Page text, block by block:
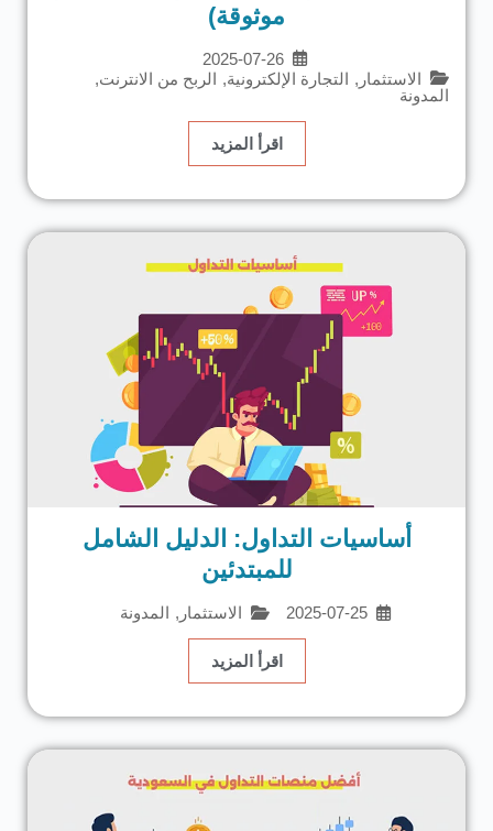
موثوقة)
2025-07-26
الاستثمار , التجارة الإلكترونية, الربح من الانترنت,
المدونة
اقرأ المزيد
أساسيات التداول: الدليل الشامل
للمبتدئين
2025-07-25 الاستثمار , المدونة
اقرأ المزيد